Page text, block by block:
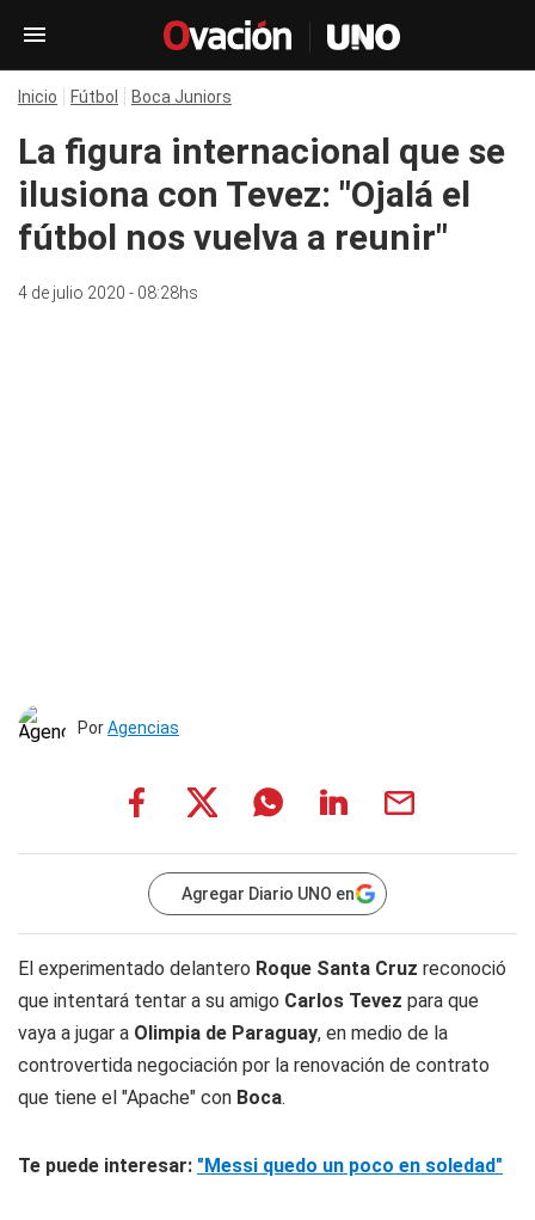
Inicio Fútbol Boca Juniors
La figura internacional que se
ilusiona con Tevez: "Ojalá el
fútbol nos vuelva a reunir"
4 de julio 2020 - 08:28hs
PorAgencias
Agregar Diario UNO en
El experimentado delantero Roque Santa Cruz reconoció
que intentará tentar a su amigo Carlos Tevez para que
vaya a jugar a Olimpia de Paraguay, en medio de la
controvertida negociación por la renovación de contrato
que tiene el "Apache" con Boca.
Te puede interesar: "Messi quedo un poco en soledad"